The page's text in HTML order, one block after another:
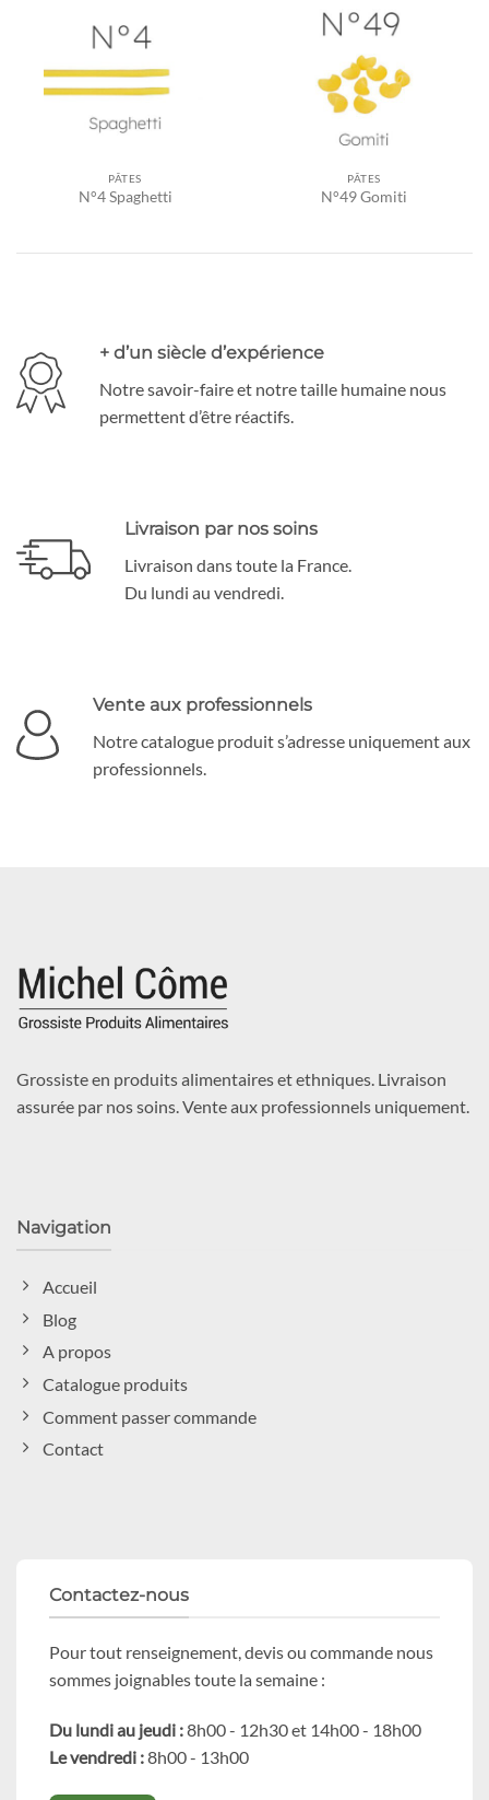
PÂTES
N°4 Spaghetti
PÂTES
N°49 Gomiti
+ d’un siècle d’expérience
Notre savoir-faire et notre taille humaine nous
permettent d’être réactifs.
Livraison par nos soins
Livraison dans toute la France.
Du lundi au vendredi.
Vente aux professionnels
Notre catalogue produit s’adresse uniquement aux
professionnels.
Grossiste en produits alimentaires et ethniques. Livraison
assurée par nos soins. Vente aux professionnels uniquement.
Navigation
Accueil
Blog
A propos
Catalogue produits
Comment passer commande
Contact
Contactez-nous
Pour tout renseignement, devis ou commande nous
sommes joignables toute la semaine :
Du lundi au jeudi :8h00 - 12h30 et 14h00 - 18h00
Le vendredi :8h00 - 13h00